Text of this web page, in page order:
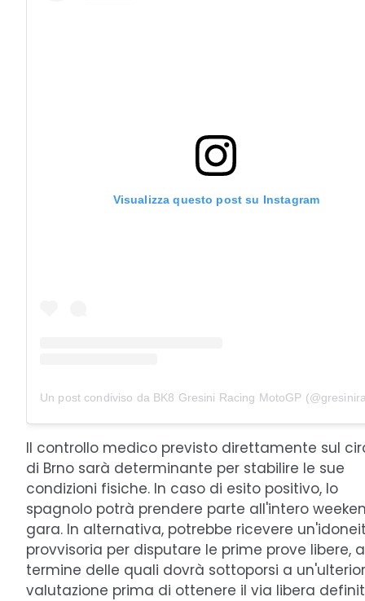
Visualizza questo post su Instagram
Un post condiviso da BK8 Gresini Racing MotoGP
Il controllo medico previsto direttamente sul
di Brno sarà determinante per stabilire le sue
condizioni fisiche. In caso di esito positivo, lo
spagnolo potrà prendere parte all'intero
gara. In alternativa, potrebbe ricevere
provvisoria per disputare le prime prove libere,
termine delle quali dovrà sottoporsi a
valutazione prima di ottenere il via libera